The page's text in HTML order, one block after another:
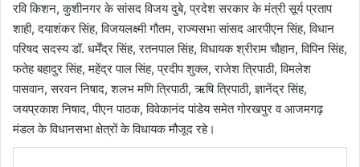
रवि किशन, कुशीनगर के सांसद विजय दुबे, प्रदेश सरकार के मंत्री सूर्य प्रताप
शाही, दयाशंकर सिंह, विजयलक्ष्मी गौतम, राज्यसभा सांसद आरपीएन सिंह, विधान
परिषद सदस्य डॉ. धर्मेंद्र सिंह, रतनपाल सिंह, विधायक श्रीराम चौहान, विपिन सिंह,
फतेह बहादुर सिंह, महेंद्र पाल सिंह, प्रदीप शुक्ल, राजेश त्रिपाठी, विमलेश
पासवान, सरवन निषाद, शलभ मणि त्रिपाठी, ऋषि त्रिपाठी, ज्ञानेंद्र सिंह,
जयप्रकाश निषाद, पीएन पाठक, विवेकानंद पांडेय समेत गोरखपुर व आजमगढ़
मंडल के विधानसभा क्षेत्रों के विधायक मौजूद रहे।